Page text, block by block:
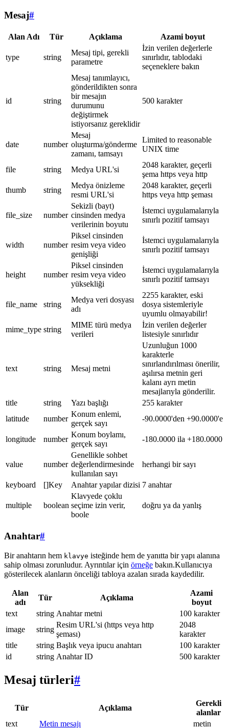
Mesaj#
Alan Adı Tür Açıklama Azami boyut
type string
Mesaj tipi, gerekli
parametre
İzin verilen değerlerle
sınırlıdır, tablodaki
seçeneklere bakın
id string
Mesaj tanımlayıcı,
gönderildikten sonra
bir mesajın
durumunu
değiştirmek
istiyorsanız gereklidir
500 karakter
date number
Mesaj
oluşturma/gönderme
zamanı, tamsayı
Limited to reasonable
UNIX time
file string Medya URL'si
2048 karakter, geçerli
şema https veya http
thumb
string
Medya önizleme
resmi URL'si
2048 karakter, geçerli
https veya http şeması
file_size number
Sekizli (bayt)
cinsinden medya
verilerinin boyutu
İstemci uygulamalarıyla
sınırlı pozitif tamsayı
width number
Piksel cinsinden
resim veya video
genişliği
İstemci uygulamalarıyla
sınırlı pozitif tamsayı
height number
Piksel cinsinden
resim veya video
yüksekliği
İstemci uygulamalarıyla
sınırlı pozitif tamsayı
file_name string
Medya veri dosyası
adı
2255 karakter, eski
dosya sistemleriyle
uyumlu olmayabilir!
mime_type string
MIME türü medya
verileri
İzin verilen değerler
listesiyle sınırlıdır
text string Mesaj metni
Uzunluğun 1000
karakterle
sınırlandırılması önerilir,
aşılırsa metnin geri
kalanı ayrı metin
mesajlarıyla gönderilir.
title
string Yazı başlığı
255 karakter
latitude
number
Konum enlemi,
gerçek sayı
-90.0000'den +90.0000'e
longitude number
Konum boylamı,
gerçek sayı
-180.0000 ila +180.0000
value number
Genellikle sohbet
değerlendirmesinde
kullanılan sayı
herhangi bir sayı
keyboard []Key Anahtar yapılar dizisi 7 anahtar
multiple boolean
Klavyede çoklu
seçime izin verir,
boole
doğru ya da yanlış
Anahtar#
Bir anahtarın hem klavye isteğinde hem de yanıtta bir yapı alanına
sahip olması zorunludur. Ayrıntılar için örneğe bakın.Kullanıcıya
gösterilecek alanların önceliği tabloya azalan sırada kaydedilir.
Alan
adı
Tür Açıklama
Azami
boyut
text
string Anahtar metni
100 karakter
image
string
Resim URL'si (https veya http
şeması)
2048
karakter
title
string Başlık veya ipucu anahtarı
100 karakter
id
string Anahtar ID 500 karakter
Mesaj türleri#
Tür Açıklama
Gerekli
alanlar
text
Metin mesajı
metin